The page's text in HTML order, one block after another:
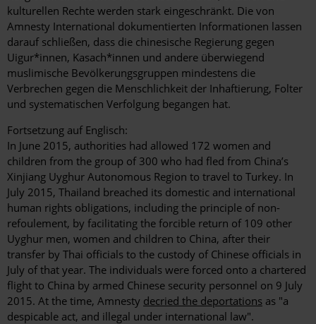
kulturellen Rechte werden stark eingeschränkt. Die von
Amnesty International dokumentierten Informationen lassen
darauf schließen, dass die chinesische Regierung gegen
Uigur*innen, Kasach*innen und andere überwiegend
muslimische Bevölkerungsgruppen mindestens die
Verbrechen gegen die Menschlichkeit der Inhaftierung, Folter
und systematischen Verfolgung begangen hat.
Fortsetzung auf Englisch:
In June 2015, authorities had allowed 172 women and
children from the group of 300 who had fled from China’s
Xinjiang Uyghur Autonomous Region to travel to Turkey. In
July 2015, Thailand breached its domestic and international
human rights obligations, including the principle of non-
refoulement, by facilitating the forcible return of 109 other
Uyghur men, women and children to China, after their
transfer by Thai officials to the custody of Chinese officials in
July of that year. The individuals were forced onto a chartered
flight to China by armed Chinese security personnel on 9 July
2015. At the time, Amnesty decried the deportations as "a
despicable act, and illegal under international law".